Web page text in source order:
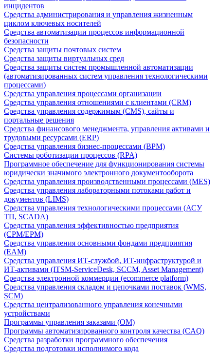
инцидентов
Средства администрирования и управления жизненным
циклом ключевых носителей
Средства автоматизации процессов информационной
безопасности
Средства защиты почтовых систем
Средства защиты виртуальных сред
Средства защиты систем промышленной автоматизации
(автоматизированных систем управления технологическими
процессами)
Средства управления процессами организации
Средства управления отношениями с клиентами (CRM)
Средства управления содержимым (CMS), сайты и
портальные решения
Средства финансового менеджмента, управления активами и
трудовыми ресурсами (ERP)
Средства управления бизнес-процессами (BPM)
Системы роботизации процессов (RPA)
Программное обеспечение для функционирования системы
юридически значимого электронного документооборота
Средства управления производственными процессами (MES)
Средства управления лабораторными потоками работ и
документов (LIMS)
Средства управления технологическими процессами (АСУ
ТП, SCADA)
Средства управления эффективностью предприятия
(CPM/EPM)
Средства управления основными фондами предприятия
(EAM)
Средства управления ИТ-службой, ИТ-инфраструктурой и
ИТ-активами (ITSM-ServiceDesk, SCCM, Asset Management)
Средства электронной коммерции (ecommerce platform)
Средства управления складом и цепочками поставок (WMS,
SCM)
Средства централизованного управления конечными
устройствами
Программы управления заказами (OM)
Программы автоматизированного контроля качества (CAQ)
Средства разработки программного обеспечения
Средства подготовки исполнимого кода